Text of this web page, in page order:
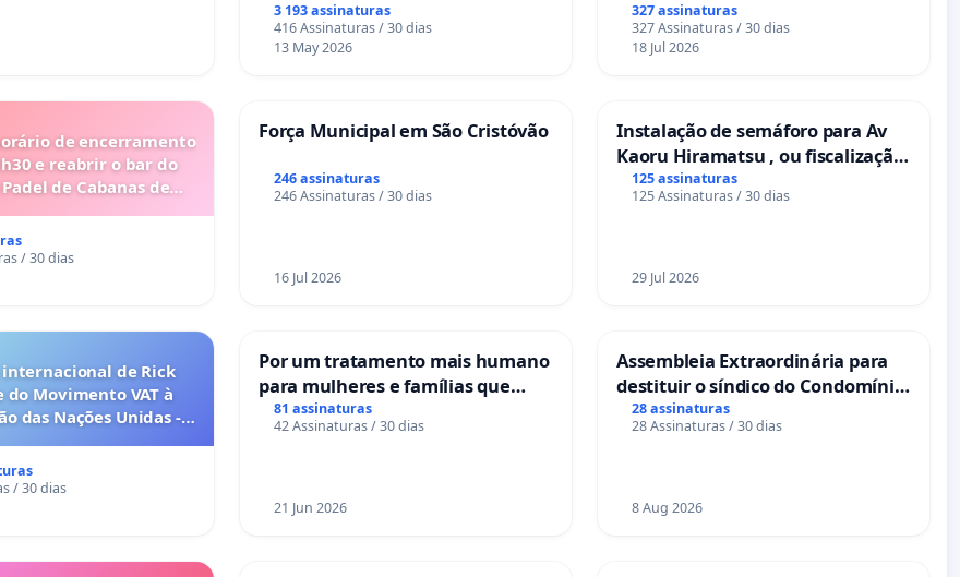
3 193 assinaturas
416 Assinaturas / 30 dias
13 May 2026
327 assinaturas
327 Assinaturas / 30 dias
18 Jul 2026
de encerramento
e reabrir o bar do
de Cabanas de
/ 30 dias
Força Municipal em São Cristóvão
246 assinaturas
246 Assinaturas / 30 dias
16 Jul 2026
Instalação de semáforo para Av
Kaoru Hiramatsu , ou fiscalização
Eletrônica
125 assinaturas
125 Assinaturas / 30 dias
29 Jul 2026
de Rick
do Movimento VAT à
das Nações Unidas -
o lobby empresarial
do Congresso.
/ 30 dias
Por um tratamento mais humano
para mulheres e famílias que
sofrem uma perda gestacional
nos hospitais portugueses
81 assinaturas
42 Assinaturas / 30 dias
21 Jun 2026
Assembleia Extraordinária para
destituir o síndico do Condomínio
Residencial Porto Bello - La Casa
28 assinaturas
28 Assinaturas / 30 dias
8 Aug 2026